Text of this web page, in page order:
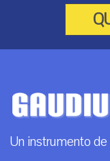
Un instrumento